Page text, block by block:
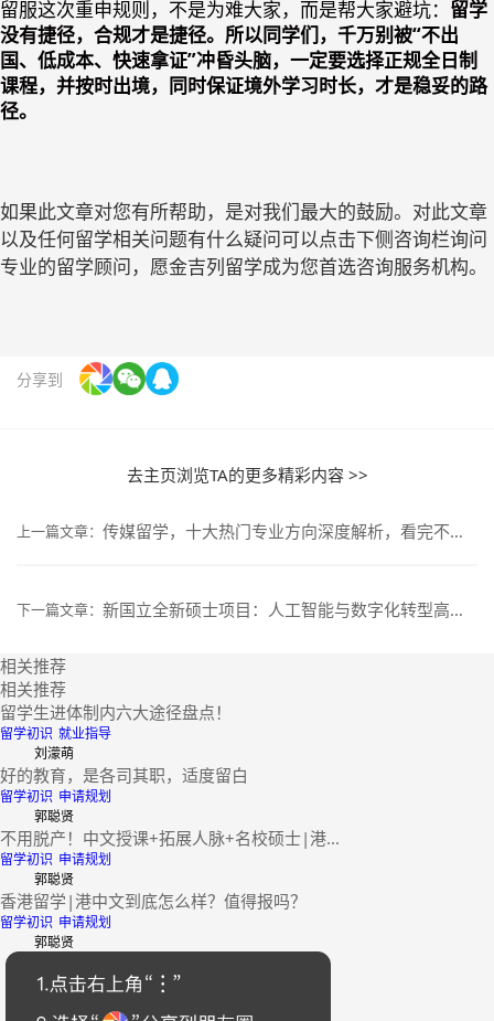
留服这次重申规则，不是为难大家，而是帮大家避坑： 留学
没有捷径，合规才是捷径。所以同学们，千万别被“不出
国、低成本、快速拿证”冲昏头脑，一定要选择正规全日制
课程，并按时出境，同时保证境外学习时长，才是稳妥的路
径。
如果此文章对您有所帮助，是对我们最大的鼓励。对此文章
以及任何留学相关问题有什么疑问可以点击下侧咨询栏询问
专业的留学顾问，愿金吉列留学成为您首选咨询服务机构。
分享到
去主页浏览TA的更多精彩内容 >>
上一篇文章： 传媒留学，十大热门专业方向深度解析，看完不迷茫！
下一篇文章： 新国立全新硕士项目：人工智能与数字化转型高管硕士，2027年1月入学已开放申请!
相关推荐
相关推荐
留学生进体制内六大途径盘点！
留学初识 就业指导
刘濛萌
好的教育，是各司其职，适度留白
留学初识 申请规划
郭聪贤
不用脱产！中文授课+拓展人脉+名校硕士|港...
留学初识 申请规划
郭聪贤
香港留学|港中文到底怎么样？值得报吗？
留学初识 申请规划
郭聪贤